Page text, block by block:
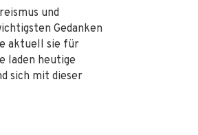
und
Gedanken
aktuell sie für
laden heutige
sich mit dieser